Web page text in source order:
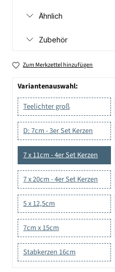
Ähnlich
Zubehör
Zum Merkzettel hinzufügen
Variantenauswahl:
Teelichter groß
D: 7cm - 3er Set Kerzen
7 x 11cm - 4er Set Kerzen
7 x 20cm - 4er Set Kerzen
5 x 12,5cm
7cm x 15cm
Stabkerzen 16cm